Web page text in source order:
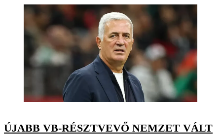
ÚJABB VB-RÉSZTVEVŐ NEMZET VÁLT